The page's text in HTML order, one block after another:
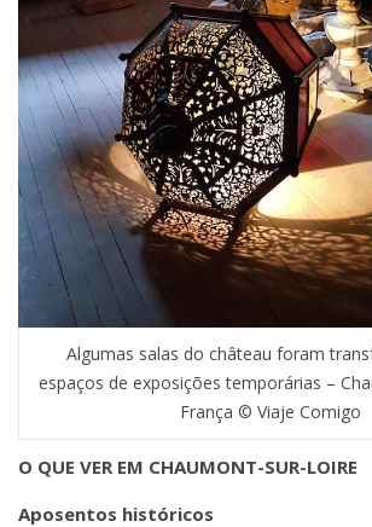
Algumas salas do château foram
espaços de exposições temporárias –
França © Viaje Comigo
O QUE VER EM CHAUMONT-SUR-LOIRE
Aposentos históricos